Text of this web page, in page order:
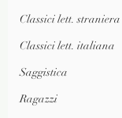
Classici lett. straniera
Classici lett. italiana
Saggistica
Ragazzi